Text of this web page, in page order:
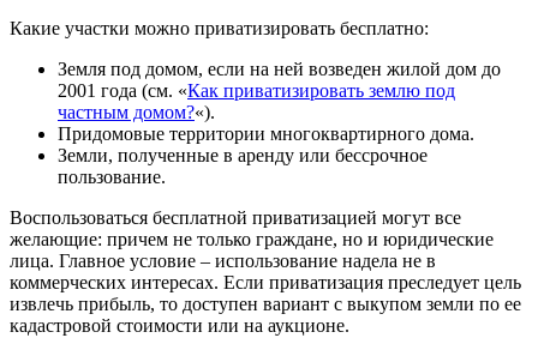
Какие участки можно приватизировать бесплатно:
Земля под домом, если на ней возведен жилой дом до
2001 года (см. «Как приватизировать землю под
частным домом?«).
Придомовые территории многоквартирного дома.
Земли, полученные в аренду или бессрочное
пользование.
Воспользоваться бесплатной приватизацией могут все
желающие: причем не только граждане, но и юридические
лица. Главное условие – использование надела не в
коммерческих интересах. Если приватизация преследует цель
извлечь прибыль, то доступен вариант с выкупом земли по ее
кадастровой стоимости или на аукционе.